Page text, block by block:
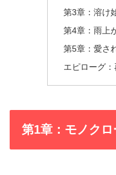
第3章：溶け
第4章：雨上
第5章：愛さ
エピローグ
第1章：モノクロ